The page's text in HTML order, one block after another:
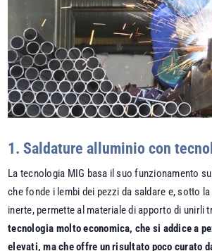
1. Saldature alluminio con
La tecnologia MIG basa il suo funzionamento
che fonde i lembi dei pezzi da saldare e, sotto
inerte, permette al materiale di apporto di unirli
tecnologia molto economica, che si addice a
elevati, ma che offre un risultato poco curato